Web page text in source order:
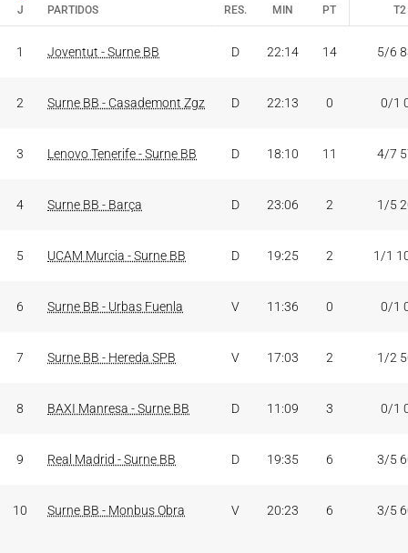
J PARTIDOS RES. MIN PT T2
1 Joventut - Surne BB D 22:14 14 5/6
2 Surne BB - Casademont Zgz D 22:13 0 0/1
3 Lenovo Tenerife - Surne BB D 18:10 11 4/7
4 Surne BB - Barça D 23:06 2 1/5
5 UCAM Murcia - Surne BB D 19:25 2 1/1
6 Surne BB - Urbas Fuenla V 11:36 0 0/1
7 Surne BB - Hereda SPB V 17:03 2 1/2
8 BAXI Manresa - Surne BB D 11:09 3 0/1
9 Real Madrid - Surne BB D 19:35 6 3/5
10 Surne BB - Monbus Obra V 20:23 6 3/5